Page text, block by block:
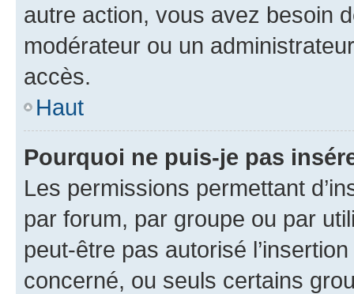
autre action, vous avez besoin
modérateur ou un
accès.
Haut
Pourquoi ne puis-je pas
Les permissions permettant
par forum, par groupe ou par
peut-être pas autorisé
concerné, ou seuls certains